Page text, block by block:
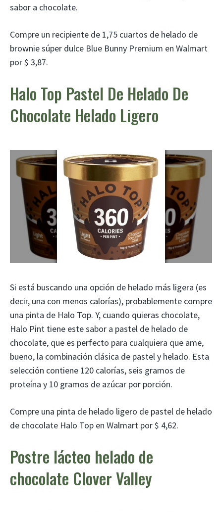
sabor a chocolate.
Compre un recipiente de 1,75 cuartos de helado de
brownie súper dulce Blue Bunny Premium en Walmart
por $ 3,87.
Halo Top Pastel De Helado De
Chocolate Helado Ligero
Si está buscando una opción de helado más ligera (es
decir, una con menos calorías), probablemente compre
una pinta de Halo Top. Y, cuando quieras chocolate,
Halo Pint tiene este sabor a pastel de helado de
chocolate, que es perfecto para cualquiera que ame,
bueno, la combinación clásica de pastel y helado. Esta
selección contiene 120 calorías, seis gramos de
proteína y 10 gramos de azúcar por porción.
Compre una pinta de helado ligero de pastel de helado
de chocolate Halo Top en Walmart por $ 4,62.
Postre lácteo helado de
chocolate Clover Valley